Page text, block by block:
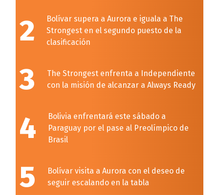
2
Bolívar supera a Aurora e iguala a The
Strongest en el segundo puesto de la
clasificación
3
The Strongest enfrenta a Independiente
con la misión de alcanzar a Always Ready
4
Bolivia enfrentará este sábado a
Paraguay por el pase al Preolímpico de
Brasil
5
Bolívar visita a Aurora con el deseo de
seguir escalando en la tabla